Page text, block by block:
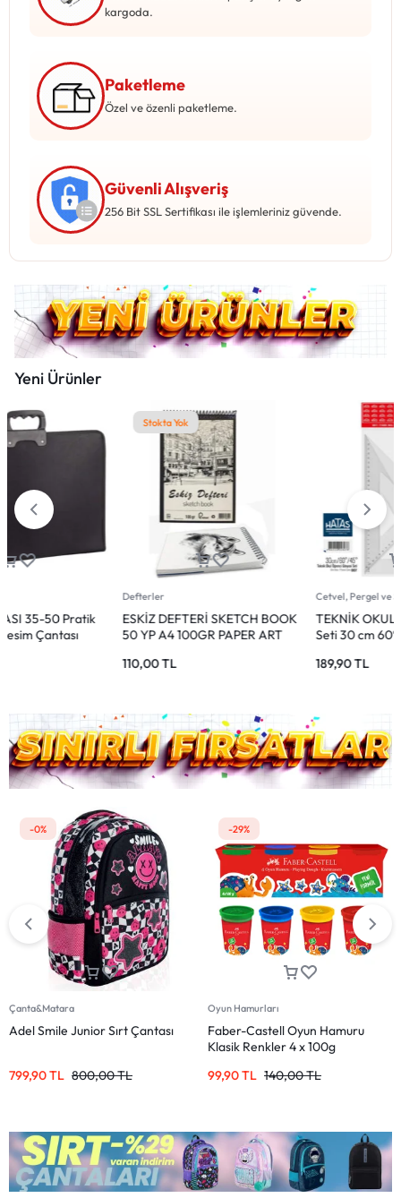
kargoda.
Paketleme
Özel ve özenli paketleme.
Güvenli Alışveriş
256 Bit SSL Sertifikası ile işlemleriniz güvende.
Yeni Ürünler
Cetvel, Pergel ve Sayı Çubukları
TEKNİK OKUL Öğrenci Gönye
Seti 30 cm 60°-45°
MİKRO 40MM Büyüteç – Günlük
ve Ofis Kullanımı İçin
-33%
Oyun Hamurları
Faber-Castell Oyun Hamuru
148,00TL
99,90TL
-17%
Ajandalar
Pen Rabbit Tasarımlı Lastikli
Defter – Çizgisiz, Sevimli Kapaklı
120,00TL
99,90TL